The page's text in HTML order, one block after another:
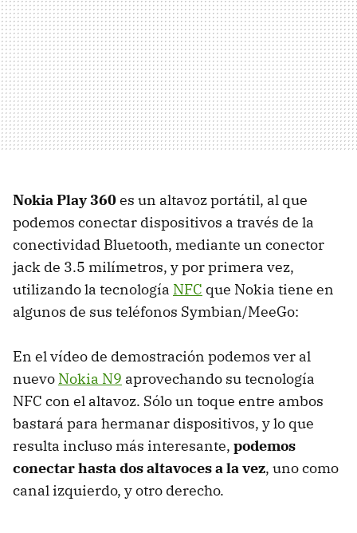
Nokia Play 360es un altavoz portátil, al que
podemos conectar dispositivos a través de la
conectividad Bluetooth, mediante un conector
jack de 3.5 milímetros, y por primera vez,
utilizando la tecnología NFC que Nokia tiene en
algunos de sus teléfonos Symbian/MeeGo:
En el vídeo de demostración podemos ver al
nuevo Nokia N9 aprovechando su tecnología
NFC con el altavoz. Sólo un toque entre ambos
bastará para hermanar dispositivos, y lo que
resulta incluso más interesante, podemos
conectar hasta dos altavoces a la vez, uno como
canal izquierdo, y otro derecho.